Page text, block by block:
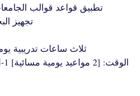
• تطبيق قواعد قوالب
• تجهيز
ثلاث ساعات تدريبية